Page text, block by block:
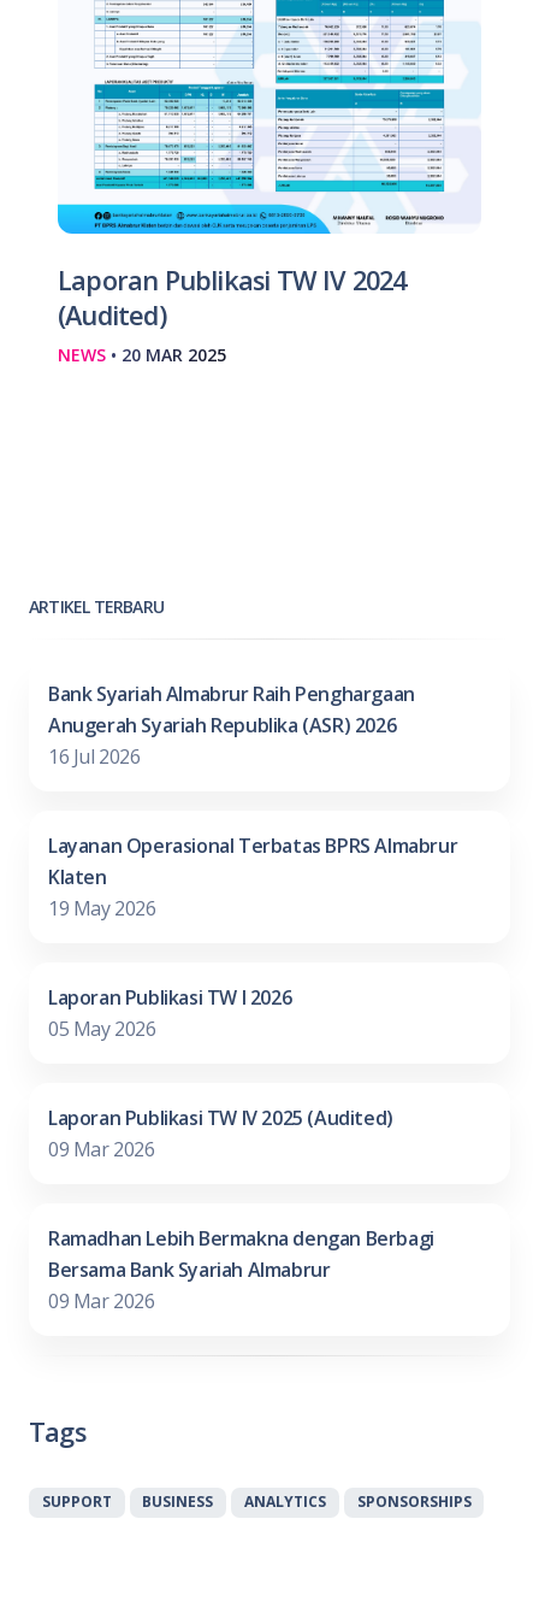
Laporan Publikasi TW IV 2024
(Audited)
NEWS • 20 MAR 2025
ARTIKEL TERBARU
Bank Syariah Almabrur Raih Penghargaan
Anugerah Syariah Republika (ASR) 2026
16 Jul 2026
Layanan Operasional Terbatas BPRS Almabrur
Klaten
19 May 2026
Laporan Publikasi TW I 2026
05 May 2026
Laporan Publikasi TW IV 2025 (Audited)
09 Mar 2026
Ramadhan Lebih Bermakna dengan Berbagi
Bersama Bank Syariah Almabrur
09 Mar 2026
Tags
SUPPORT BUSINESS ANALYTICS SPONSORSHIPS